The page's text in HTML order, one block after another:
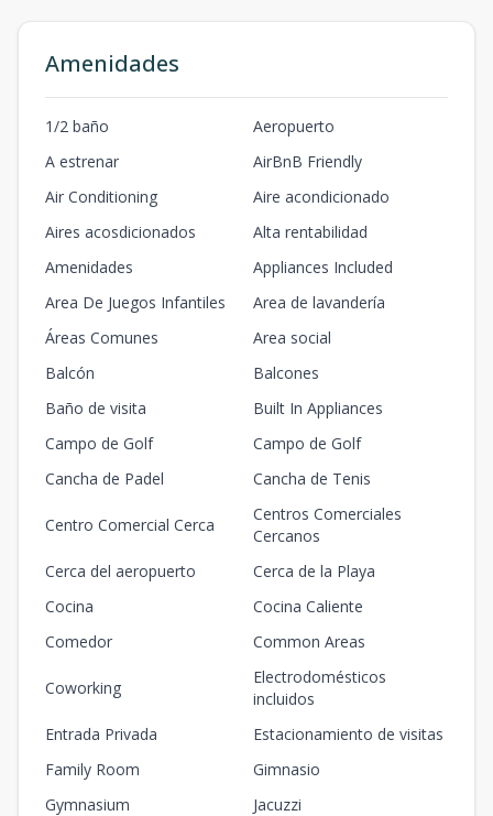
2 21 245 m2
Tipo F
2 2
Tipo E
2 2 m2
2 2
Villa Z - 3H
322253.7m2
Villa Z1 - 2H
222183.4
Villa Z3
222140.9m2
Villa G16
331234 m2
3 3
Tipo A - 1H
3 1 1
Amenidades
1/2 baño
Aeropuerto
A estrenar
AirBnB Friendly
Air Conditioning
Aire acondicionado
Aires acosdicionados
Alta rentabilidad
Amenidades
Appliances Included
Area De Juegos Infantiles
Area de lavandería
Áreas Comunes
Area social
Balcón
Balcones
Baño de visita
Built In Appliances
Campo de Golf
Campo de Golf
Cancha de Padel
Cancha de Tenis
Centro Comercial Cerca
Centros Comerciales
Cercanos
Cerca del aeropuerto
Cerca de la Playa
Cocina
Cocina Caliente
Comedor
Common Areas
Coworking
Electrodomésticos
incluidos
Entrada Privada
Estacionamiento de visitas
Family Room
Gimnasio
Gymnasium
Jacuzzi